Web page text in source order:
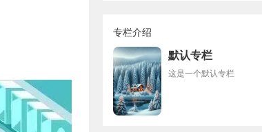
专栏介绍
默认专栏
这是一个默认专栏